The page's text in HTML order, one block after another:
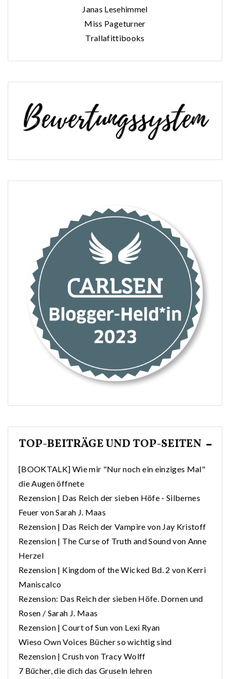
Janas Lesehimmel
Miss Pageturner
Trallafittibooks
TOP-BEITRÄGE UND TOP-SEITEN
[BOOKTALK] Wie mir "Nur noch ein einziges Mal"
die Augen öffnete
Rezension | Das Reich der sieben Höfe - Silbernes
Feuer von Sarah J. Maas
Rezension | Das Reich der Vampire von Jay Kristoff
Rezension | The Curse of Truth and Sound von Anne
Herzel
Rezension | Kingdom of the Wicked Bd. 2 von Kerri
Maniscalco
Rezension: Das Reich der sieben Höfe. Dornen und
Rosen / Sarah J. Maas
Rezension | Court of Sun von Lexi Ryan
Wieso Own Voices Bücher so wichtig sind
Rezension | Crush von Tracy Wolff
7 Bücher, die dich das Gruseln lehren